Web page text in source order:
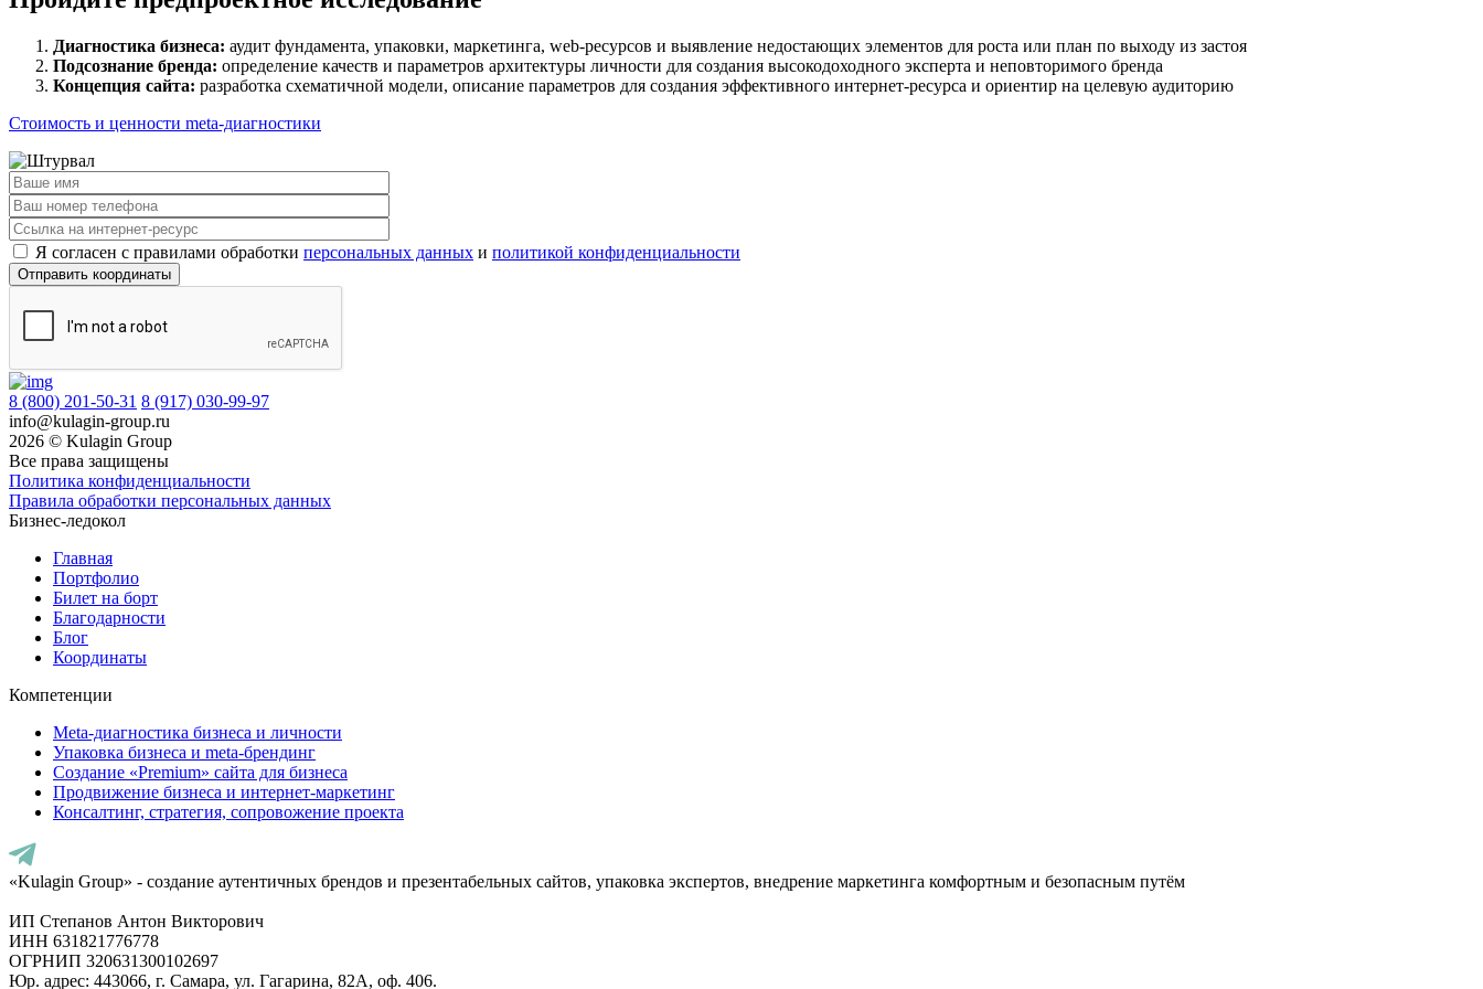
Диагностика бизнеса: аудит фундамента, упаковки, маркетинга, web-ресурсов и выявление недостающих элементов для роста или план по выходу из застоя
Подсознание бренда: определение качеств и параметров архитектуры личности для создания высокодоходного эксперта и неповторимого бренда
Концепция сайта: разработка схематичной модели, описание параметров для создания эффективного интернет-ресурса и ориентир на целевую аудиторию
Стоимость и ценности meta-диагностики
Я согласен c правилами обработки персональных данных и политикой конфиденциальности
8 (800) 201-50-31 8 (917) 030-99-97
info@kulagin-group.ru
2026 © Kulagin Group
Все права защищены
Политика конфиденциальности
Правила обработки персональных данных
Бизнес-ледокол
Главная
Портфолио
Билет на борт
Благодарности
Блог
Координаты
Компетенции
Meta-диагностика бизнеса и личности
Упаковка бизнеса и meta-брендинг
Создание «Premium» сайта для бизнеса
Продвижение бизнеса и интернет-маркетинг
Консалтинг, стратегия, сопровожение проекта
«Kulagin Group» - создание аутентичных брендов и презентабельных сайтов, упаковка экспертов, внедрение маркетинга комфортным и безопасным путём
ИП Степанов Антон Викторович
ИНН 631821776778
ОГРНИП 320631300102697
Юр. адрес: 443066, г. Самара, ул. Гагарина, 82А, оф. 406.